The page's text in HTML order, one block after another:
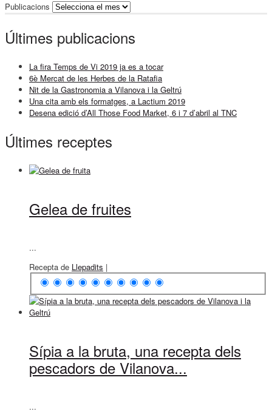
Publicacions
Últimes publicacions
La fira Temps de Vi 2019 ja es a tocar
6è Mercat de les Herbes de la Ratafia
Nit de la Gastronomia a Vilanova i la Geltrú
Una cita amb els formatges, a Lactium 2019
Desena edició d’All Those Food Market, 6 i 7 d’abril al TNC
Últimes receptes
Gelea de fruites
...
Recepta de Llepadits |
Sípia a la bruta, una recepta dels
pescadors de Vilanova...
...